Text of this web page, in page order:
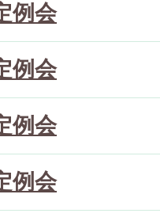
例会
例会
例会
例会